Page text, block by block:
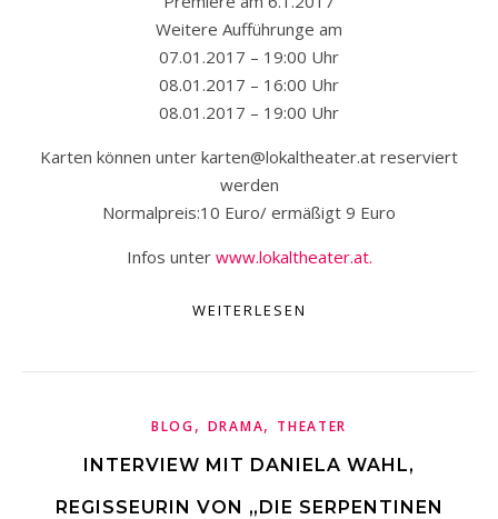
Weitere Aufführunge am
07.01.2017 – 19:00 Uhr
08.01.2017 – 16:00 Uhr
08.01.2017 – 19:00 Uhr
Karten können unter karten@lokaltheater.at reserviert
werden
Normalpreis:10 Euro/ ermäßigt 9 Euro
Infos unter www.lokaltheater.at.
WEITERLESEN
BLOG, DRAMA, THEATER
INTERVIEW MIT DANIELA WAHL,
REGISSEURIN VON „DIE SERPENTINEN